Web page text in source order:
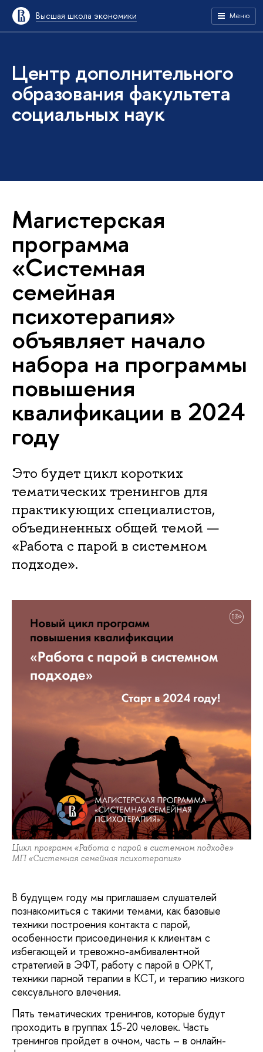
Высшая школа экономики Меню
Центр дополнительного
образования факультета
социальных наук
Магистерская
программа
«Системная
семейная
психотерапия»
объявляет начало
набора на программы
повышения
квалификации в 2024
году
Это будет цикл коротких
тематических тренингов для
практикующих специалистов,
объединенных общей темой —
«Работа с парой в системном
подходе».
Цикл программ «Работа с парой в системном подходе»
МП «Системная семейная психотерапия»
В будущем году мы приглашаем слушателей
познакомиться с такими темами, как базовые
техники построения контакта с парой,
особенности присоединения к клиентам с
избегающей и тревожно-амбивалентной
стратегией в ЭФТ, работу с парой в ОРКТ,
техники парной терапии в КСТ, и терапию низкого
сексуального влечения.
Пять тематических тренингов, которые будут
проходить в группах 15-20 человек. Часть
тренингов пройдет в очном, часть – в онлайн-